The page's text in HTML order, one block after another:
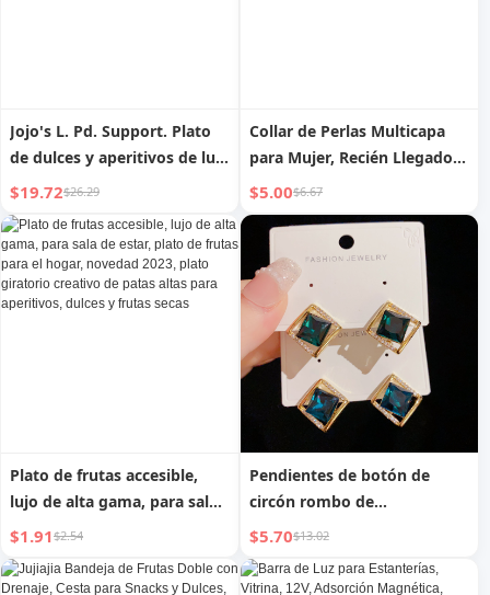
Jojo's L. Pd. Support. Plato
de dulces y aperitivos de lujo
accesible, Año Nuevo, regalo
| Debe ser
$19.72$26.29
Collar de Perlas Multicapa
para Mujer, Recién Llegado,
Elegante, Lujo Ligero,
Temperamento, Colgante,
Cadena para Suéter, Diseño
Especial de Interés,
Accesorios Dulces y Frescos
$5.00$6.67
Plato de frutas accesible,
lujo de alta gama, para sala
de estar, plato de frutas para
el hogar, novedad 2023,
plato giratorio creativo de
$1.91$2.54
Pendientes de botón de
circón rombo de
temperamento de moda
para celebridades de
Internet dulces japoneses y
$5.70$13.02